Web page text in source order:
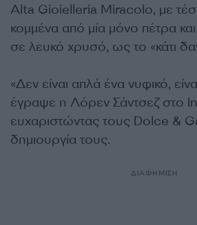
Alta Gioielleria Miracolo, με
κομμένα από μία μόνο πέτρα
σε λευκό χρυσό, ως το «κάτι
«Δεν είναι απλά ένα νυφικό,
έγραψε η Λόρεν Σάντσεζ στο
ευχαριστώντας τους Dolce &
δημιουργία τους.
ΔΙΑΦΗΜΙΣΗ